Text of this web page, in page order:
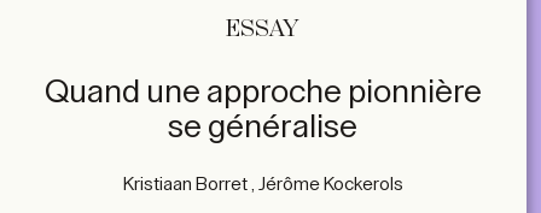
ESSAY
Quand une approche pionnière
se généralise
Kristiaan Borret , Jérôme Kockerols